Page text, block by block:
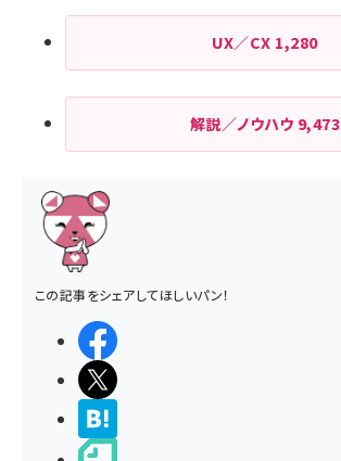
UX／CX 1,280
解説／ノウハウ 9,473
この記事をシェアしてほしいパン！